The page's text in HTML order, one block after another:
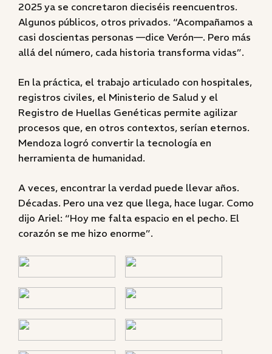
2025 ya se concretaron dieciséis reencuentros.
Algunos públicos, otros privados. “Acompañamos a
casi doscientas personas —dice Verón—. Pero más
allá del número, cada historia transforma vidas”.
En la práctica, el trabajo articulado con hospitales,
registros civiles, el Ministerio de Salud y el
Registro de Huellas Genéticas permite agilizar
procesos que, en otros contextos, serían eternos.
Mendoza logró convertir la tecnología en
herramienta de humanidad.
A veces, encontrar la verdad puede llevar años.
Décadas. Pero una vez que llega, hace lugar. Como
dijo Ariel: “Hoy me falta espacio en el pecho. El
corazón se me hizo enorme”.